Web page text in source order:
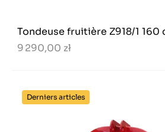
Tondeuse fruitière Z918/1 160
9 290,00 zł
Derniers articles